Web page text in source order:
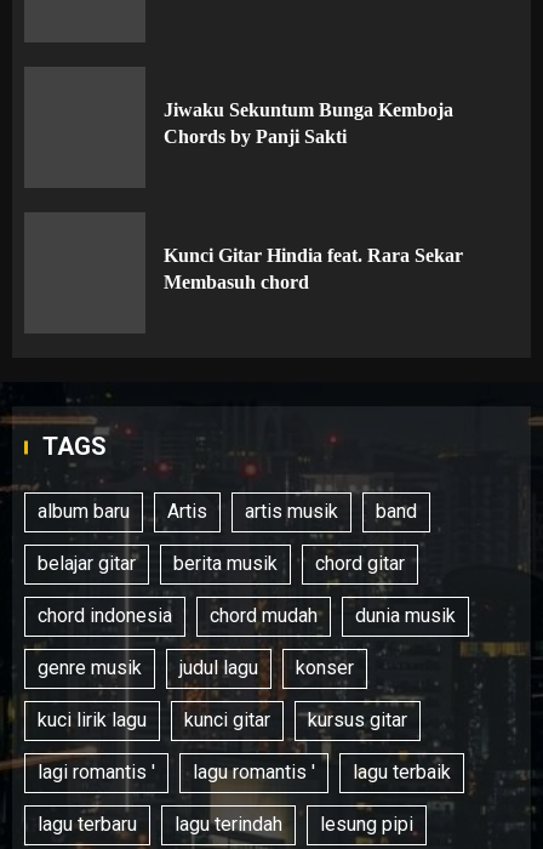
Jiwaku Sekuntum Bunga Kemboja
Chords by Panji Sakti
Kunci Gitar Hindia feat. Rara Sekar
Membasuh chord
TAGS
album baru Artis artis musik band
belajar gitar berita musik chord gitar
chord indonesia chord mudah dunia musik
genre musik judul lagu konser
kuci lirik lagu kunci gitar kursus gitar
lagi romantis ' lagu romantis ' lagu terbaik
lagu terbaru lagu terindah lesung pipi